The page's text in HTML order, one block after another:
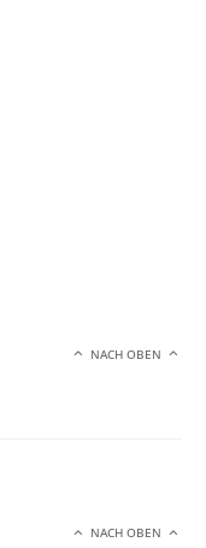
NACH OBEN
NACH OBEN